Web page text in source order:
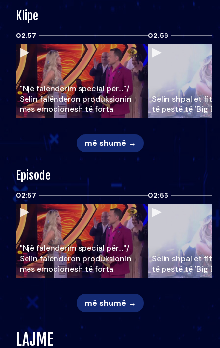
Klipe
02:57
"Një falenderim special për…"/
Selin falënderon produksionin
mes emocionesh të forta
02:56
Selin shpallet
të pestë të ‘Big
më shumë →
Episode
02:57
"Një falenderim special për…"/
Selin falënderon produksionin
mes emocionesh të forta
02:56
Selin shpallet
të pestë të ‘Big
më shumë →
LAJME